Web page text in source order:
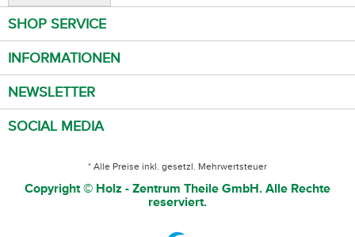
SHOP SERVICE
INFORMATIONEN
NEWSLETTER
SOCIAL MEDIA
* Alle Preise inkl. gesetzl. Mehrwertsteuer
Copyright © Holz - Zentrum Theile GmbH. Alle Rechte
reserviert.